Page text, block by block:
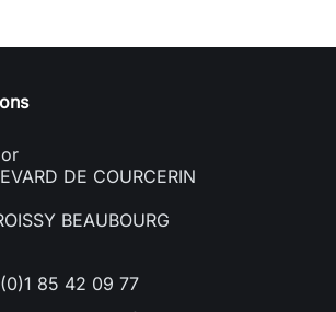
DE COURCERIN
BEAUBOURG
85 42 09 77